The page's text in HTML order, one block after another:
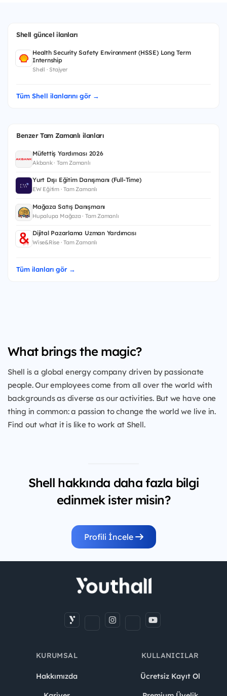
Shell güncel ilanları
Health Security Safety Environment (HSSE) Long Term
Internship
Shell · Stajyer
Tüm Shell ilanlarını gör →
Benzer Tam Zamanlı ilanları
Müfettiş Yardımcısı 2026
Akbank · Tam Zamanlı
Yurt Dışı Eğitim Danışmanı (Full-Time)
EW Eğitim · Tam Zamanlı
Mağaza Satış Danışmanı
Hupalupa Mağaza · Tam Zamanlı
Dijital Pazarlama Uzman Yardımcısı
Wise&Rise · Tam Zamanlı
Tüm ilanları gör →
What brings the magic?
Shell is a global energy company driven by passionate
people. Our employees come from all over the world with
backgrounds as diverse as our activities. But we have one
thing in common: a passion to change the world we live in.
Find out what it is like to work at Shell.
Shell hakkında daha fazla bilgi
edinmek ister misin?
Profili İncele
KURUMSAL
Hakkımızda
KULLANICILAR
Ücretsiz Kayıt Ol